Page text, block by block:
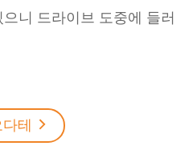
니 드라이브 도중에 들러
다테